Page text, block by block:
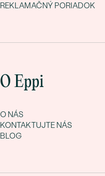
REKLAMAČNÝ PORIADOK
O Eppi
O NÁS
KONTAKTUJTE NÁS
BLOG